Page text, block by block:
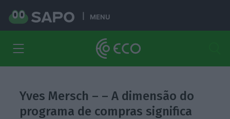
MENU
Yves Mersch – – A dimensão do
programa de compras significa